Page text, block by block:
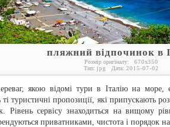
пляжний відпочинок в
Розмір оригіналу: 670x350
Тип: jpg Дата: 2015-07-02
якою відомі тури в Італію на
туристичні пропозиції, які припускають
Рівень сервісу знаходиться на вищому
приватниками, чистота і порядок